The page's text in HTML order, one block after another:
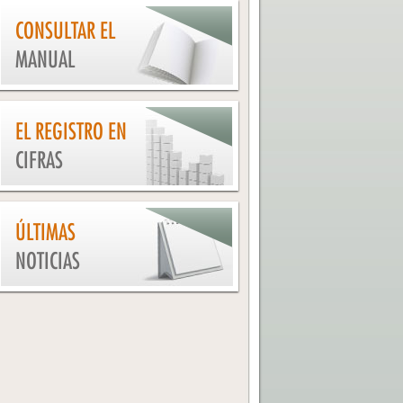
CONSULTAR EL
MANUAL
EL REGISTRO EN
CIFRAS
ÚLTIMAS
NOTICIAS